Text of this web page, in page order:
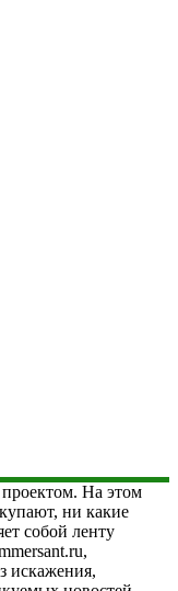
На этом
ни какие
собой ленту
искажения,